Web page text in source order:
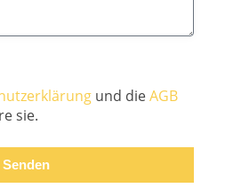
und dieAGB
sie.
Senden